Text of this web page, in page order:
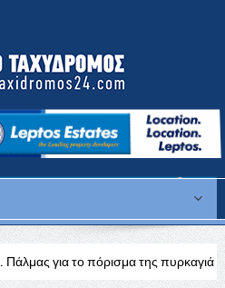
της πυρκαγιάς: Δεν μπορώ να πω